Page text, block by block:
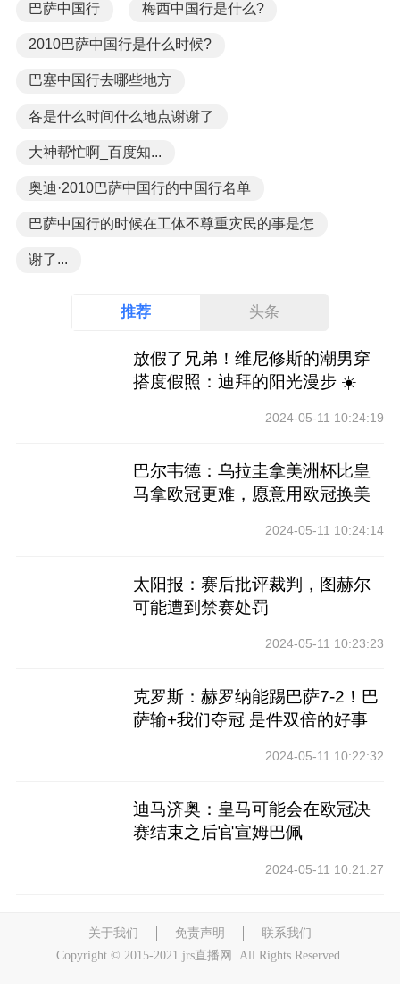
巴萨中国行 梅西中国行是什么?
2010巴萨中国行是什么时候?
巴塞中国行去哪些地方
各是什么时间什么地点谢谢了
大神帮忙啊_百度知...
奥迪·2010巴萨中国行的中国行名单
巴萨中国行的时候在工体不尊重灾民的事是怎
谢了...
推荐 头条
放假了兄弟！维尼修斯的潮男穿
搭度假照：迪拜的阳光漫步 ☀️
2024-05-11 10:24:19
巴尔韦德：乌拉圭拿美洲杯比皇
马拿欧冠更难，愿意用欧冠换美
2024-05-11 10:24:14
太阳报：赛后批评裁判，图赫尔
可能遭到禁赛处罚
2024-05-11 10:23:23
克罗斯：赫罗纳能踢巴萨7-2！巴
萨输+我们夺冠 是件双倍的好事
2024-05-11 10:22:32
迪马济奥：皇马可能会在欧冠决
赛结束之后官宣姆巴佩
2024-05-11 10:21:27
关于我们 免责声明
联系我们
Copyright © 2015-2021 jrs直播网. All Rights Reserved.